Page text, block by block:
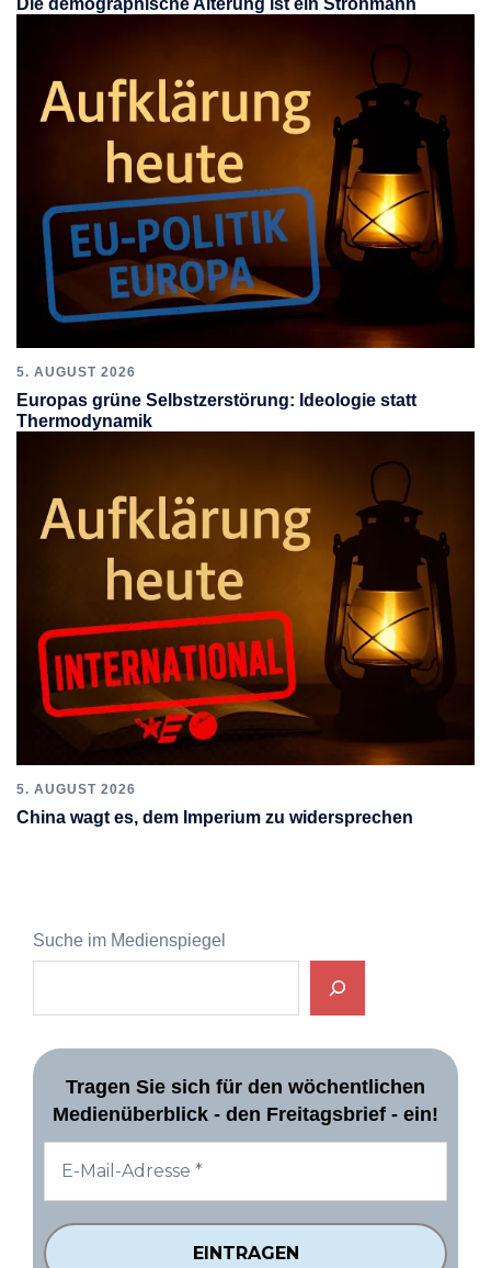
Die demographische Alterung ist ein Strohmann
5. AUGUST 2026
Europas grüne Selbstzerstörung: Ideologie statt
Thermodynamik
5. AUGUST 2026
China wagt es, dem Imperium zu widersprechen
Suche im Medienspiegel
Tragen Sie sich für den wöchentlichen
Medienüberblick - den Freitagsbrief - ein!